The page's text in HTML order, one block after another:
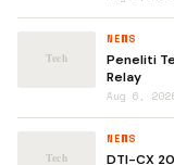
NEWS
Peneliti
Relay
Aug 6,
NEWS
DTI-CX